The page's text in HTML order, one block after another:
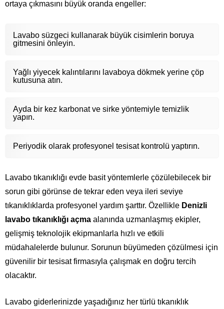
ortaya çıkmasını büyük oranda engeller:
Lavabo süzgeci kullanarak büyük cisimlerin boruya
gitmesini önleyin.
Yağlı yiyecek kalıntılarını lavaboya dökmek yerine çöp
kutusuna atın.
Ayda bir kez karbonat ve sirke yöntemiyle temizlik
yapın.
Periyodik olarak profesyonel tesisat kontrolü yaptırın.
Lavabo tıkanıklığı evde basit yöntemlerle çözülebilecek bir
sorun gibi görünse de tekrar eden veya ileri seviye
tıkanıklıklarda profesyonel yardım şarttır. Özellikle Denizli
lavabo tıkanıklığı açma alanında uzmanlaşmış ekipler,
gelişmiş teknolojik ekipmanlarla hızlı ve etkili
müdahalelerde bulunur. Sorunun büyümeden çözülmesi için
güvenilir bir tesisat firmasıyla çalışmak en doğru tercih
olacaktır.
Lavabo giderlerinizde yaşadığınız her türlü tıkanıklık